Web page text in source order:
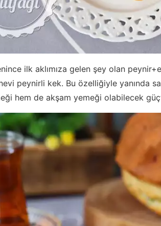
ilk aklımıza gelen şey olan
peynirli kek. Bu özelliğiyle yanında
hem de akşam yemeği olabilecek